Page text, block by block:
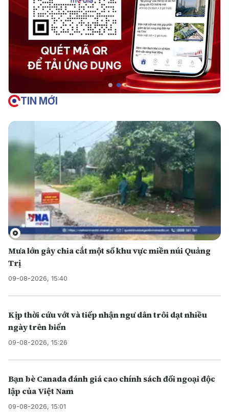
TIN MỚI
Mưa lớn gây chia cắt một số khu vực miền núi Quảng
Trị
09-08-2026, 15:40
Kịp thời cứu vớt và tiếp nhận ngư dân trôi dạt nhiều
ngày trên biển
09-08-2026, 15:26
Bạn bè Canada đánh giá cao chính sách đối ngoại độc
lập của Việt Nam
09-08-2026, 15:01